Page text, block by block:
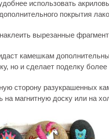
использовать
покрытия
вырезанные
камешкам
но и сделает поделку
сторону разукрашенных
на магнитную доску или на